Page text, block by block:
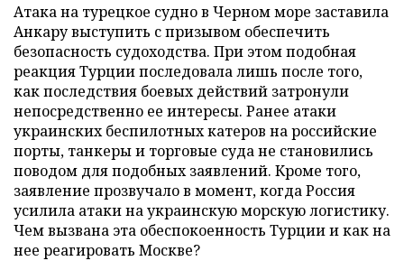
Атака на турецкое судно в Черном море заставила
Анкару выступить с призывом обеспечить
безопасность судоходства. При этом подобная
реакция Турции последовала лишь после того,
как последствия боевых действий затронули
непосредственно ее интересы. Ранее атаки
украинских беспилотных катеров на российские
порты, танкеры и торговые суда не становились
поводом для подобных заявлений. Кроме того,
заявление прозвучало в момент, когда Россия
усилила атаки на украинскую морскую логистику.
Чем вызвана эта обеспокоенность Турции и как на
нее реагировать Москве?